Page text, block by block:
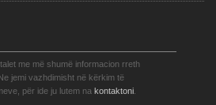
me më shumë informacion rreth
jemi vazhdimisht në kërkim të
për ide ju lutem na kontaktoni